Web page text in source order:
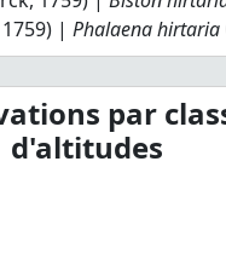
1759) |Phalaena hirtaria
par
d'altitudes